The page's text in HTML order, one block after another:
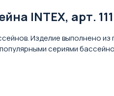
INTEX, арт.
Изделие выполнено
сериями